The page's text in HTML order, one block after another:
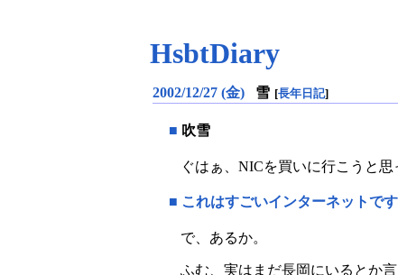
HsbtDiary
2002/12/27 (金) 雪 [長年日記]
■ 吹雪
ぐはぁ、NICを買いに行こうと
■ これはすごいインターネットです
で、あるか。
ふむ、実はまだ長岡にいるとか